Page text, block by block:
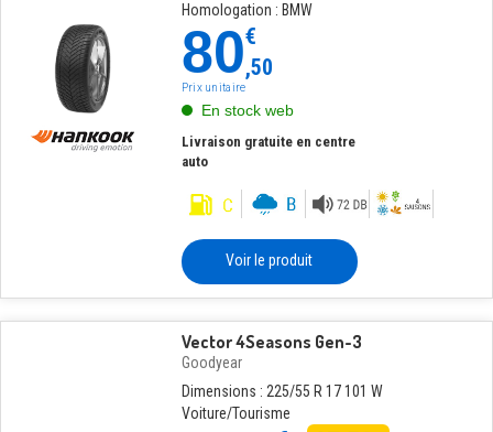
Homologation : BMW
80€
,50
Prix unitaire
En stock web
Livraison gratuite en centre
auto
Voir le produit
Vector 4Seasons Gen-3
Goodyear
Dimensions : 225/55 R 17 101 W
Voiture/Tourisme